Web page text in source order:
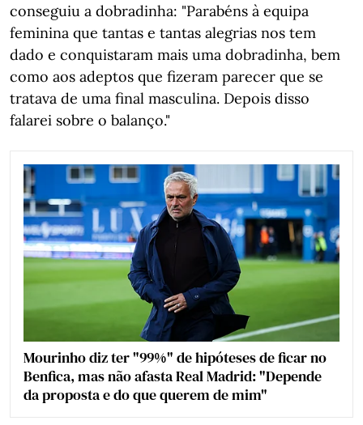
conseguiu a dobradinha: "Parabéns à equipa
feminina que tantas e tantas alegrias nos tem
dado e conquistaram mais uma dobradinha, bem
como aos adeptos que fizeram parecer que se
tratava de uma final masculina. Depois disso
falarei sobre o balanço."
Mourinho diz ter "99%" de hipóteses de ficar no
Benfica, mas não afasta Real Madrid: "Depende
da proposta e do que querem de mim"